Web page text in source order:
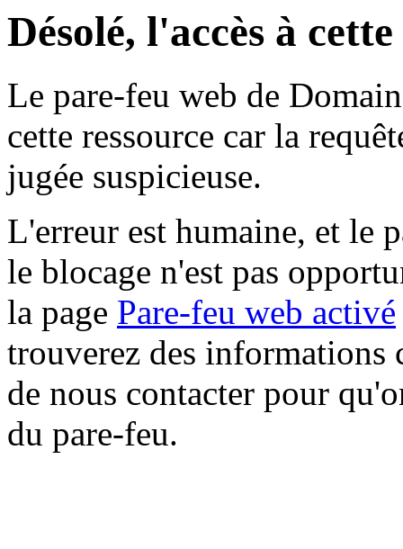
Désolé, l'accès à
Le pare-feu web de
cette ressource car la
jugée suspicieuse.
L'erreur est humaine, et le
le blocage n'est pas
la page Pare-feu web activé
trouverez des informations
de nous contacter pour
du pare-feu.